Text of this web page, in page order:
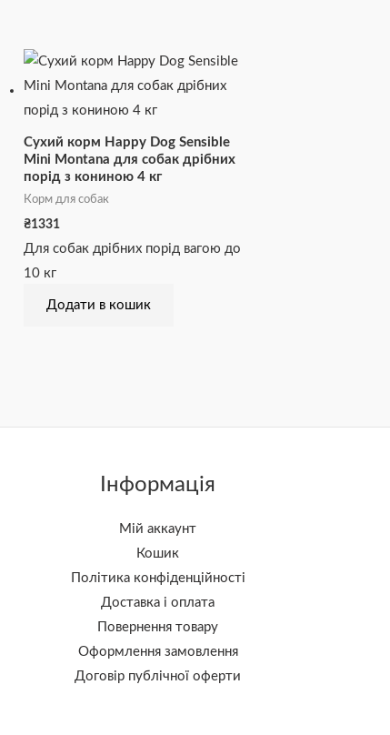
Сухий корм Happy Dog Sensible
Mini Montana для собак дрібних
порід з кониною 4 кг
Корм для собак
₴1331
Для собак дрібних порід вагою до
10 кг
Додати в кошик
Інформація
Мій аккаунт
Кошик
Політика конфіденційності
Доставка і оплата
Повернення товару
Оформлення замовлення
Договір публічної оферти